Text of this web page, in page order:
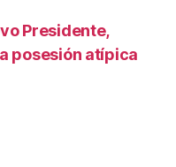
Presidente,
posesión atípica